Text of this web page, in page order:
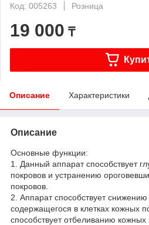
Код: 005263
Розница
19 000 ₸
Описание Характеристики
Описание
Основные функции:
1. Данный аппарат способствует
покровов и устранению
покровов.
2. Аппарат способствует снижению
содержащегося в клетках кожных
способствует отбеливанию кожных